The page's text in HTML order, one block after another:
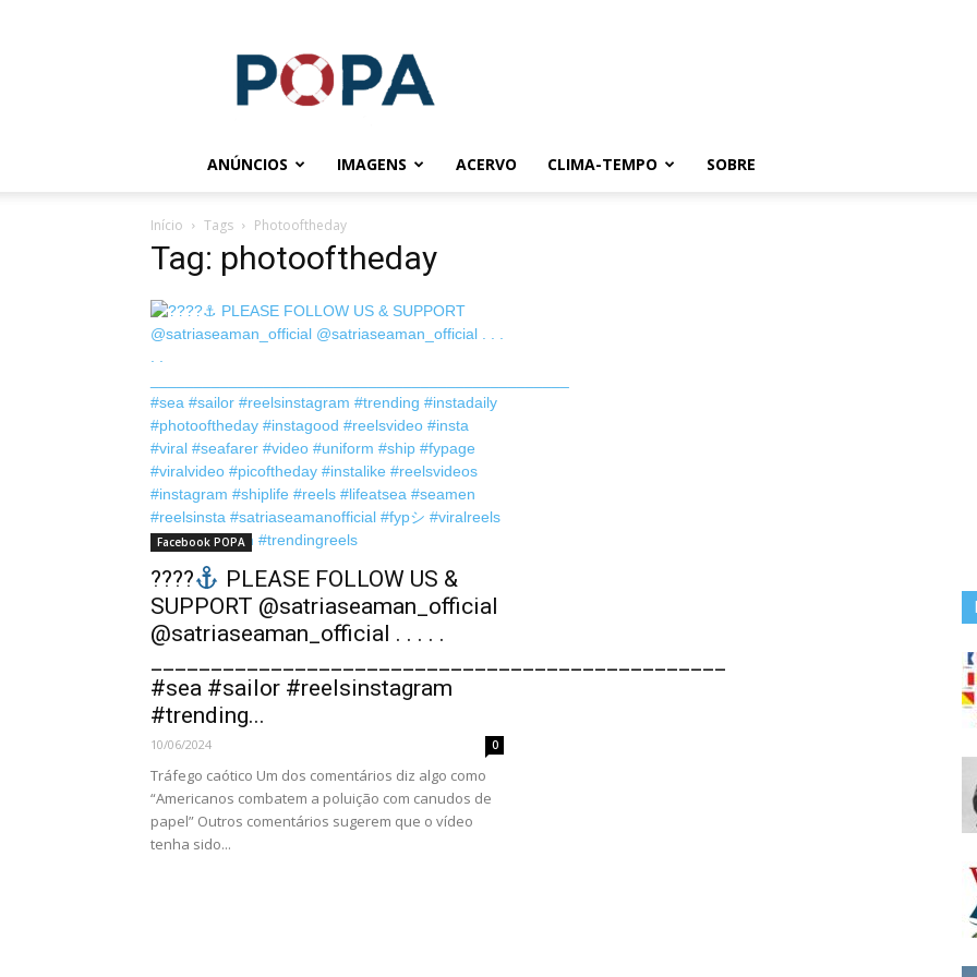
ANÚNCIOS IMAGENS ACERVO CLIMA-TEMPO SOBRE
Início Tags Photooftheday
Tag: photooftheday
Facebook POPA
????
PLEASE FOLLOW US &
SUPPORT @satriaseaman_official
@satriaseaman_official . . . . .
#sea #sailor #reelsinstagram
#trending...
10/06/2024 0
Tráfego caótico Um dos comentários diz algo como
“Americanos combatem a poluição com canudos de
papel” Outros comentários sugerem que o vídeo
tenha sido...